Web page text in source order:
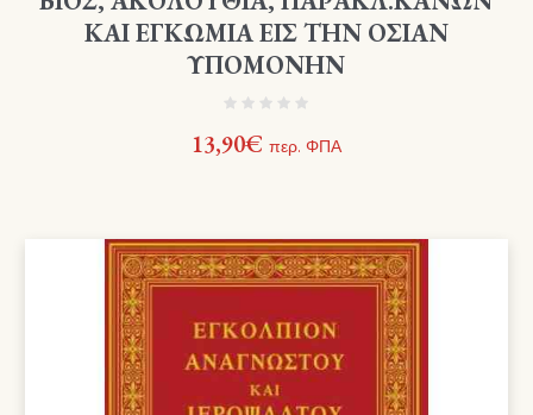
ΚΑΙ ΕΓΚΩΜΙΑ ΕΙΣ ΤΗΝ ΟΣΙΑΝ
ΥΠΟΜΟΝΗΝ
13,90€ περ. ΦΠΑ